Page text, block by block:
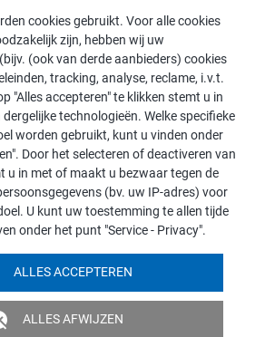
cookies gebruikt. Voor alle cookies
zijn, hebben wij uw
(ook van derde aanbieders) cookies
tracking, analyse, reclame, i.v.t.
"Alles accepteren" te klikken stemt u in
technologieën. Welke specifieke
worden gebruikt, kunt u vinden onder
Door het selecteren of deactiveren van
u in met of maakt u bezwaar tegen de
(bv. uw IP-adres) voor
U kunt uw toestemming te allen tijde
onder het punt "Service - Privacy".
ALLES ACCEPTEREN
ALLES AFWIJZEN
wordt de mannelijke vorm gebruikt. Dit
discriminatie, maar dient in het kader van
als genderneutraal beschouwd